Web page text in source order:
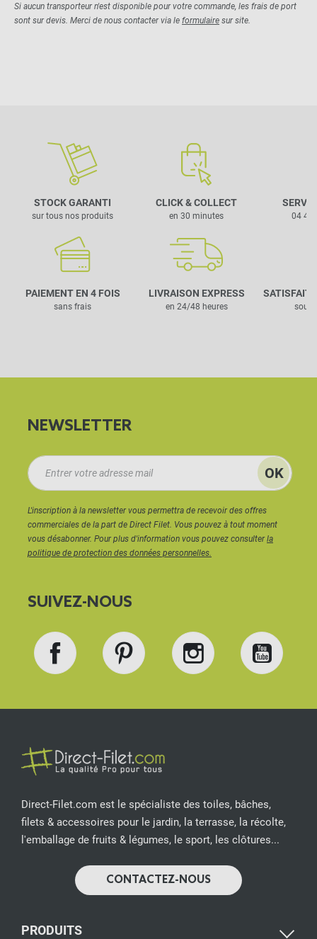
Si aucun transporteur n'est disponible pour votre commande, les frais de port
sont sur devis. Merci de nous contacter via le formulaire sur site.
STOCK GARANTI
sur tous nos produits
CLICK & COLLECT
en 30 minutes
PAIEMENT EN 4 FOIS
sans frais
LIVRAISON EXPRESS
en 24/48 heures
04 42
SATISFAIT
sous
NEWSLETTER
L'inscription à la newsletter vous permettra de recevoir des offres
commerciales de la part de Direct Filet. Vous pouvez à tout moment
vous désabonner. Pour plus d'information vous pouvez consulterla
politique de protection des données personnelles.
SUIVEZ-NOUS
Direct-Filet.com est le spécialiste des toiles, bâches,
filets & accessoires pour le jardin, la terrasse, la récolte,
l'emballage de fruits & légumes, le sport, les clôtures...
CONTACTEZ-NOUS
PRODUITS